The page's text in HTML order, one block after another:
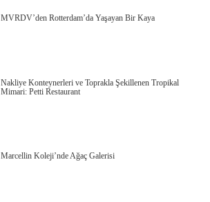
MVRDV’den Rotterdam’da Yaşayan Bir Kaya
Nakliye Konteynerleri ve Toprakla Şekillenen Tropikal
Mimari: Petti Restaurant
Marcellin Koleji’nde Ağaç Galerisi